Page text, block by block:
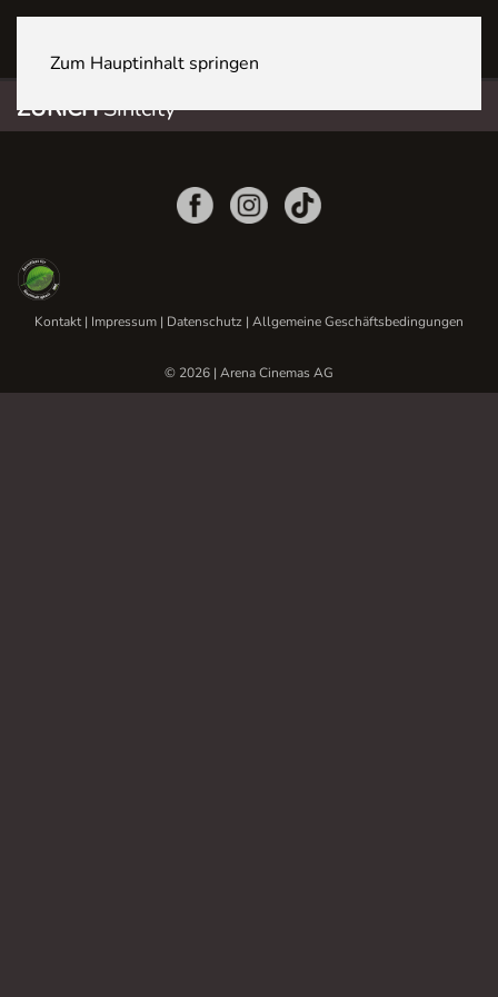
Zum Hauptinhalt springen
ZÜRICHSihlcity
Kontakt| Impressum | Datenschutz | Allgemeine Geschäftsbedingungen
© 2026 | Arena Cinemas AG